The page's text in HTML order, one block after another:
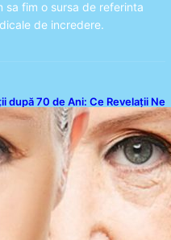
fim o sursa de referinta
de incredere.
după 70 de Ani: Ce Revelații Ne